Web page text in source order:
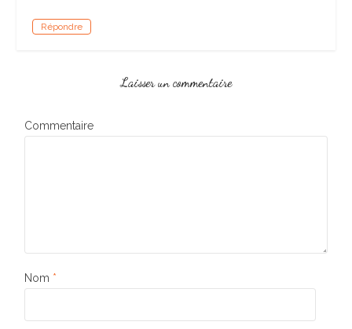
Répondre
Laisser un commentaire
Commentaire
Nom *